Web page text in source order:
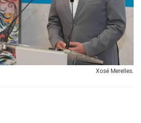
Xosé Merelles.